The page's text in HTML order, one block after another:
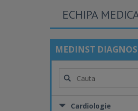
ECHIPA
MEDINST
Cardiologie